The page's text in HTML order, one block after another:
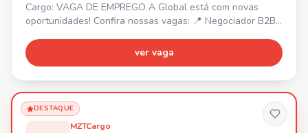
Cargo: VAGA DE EMPREGO A Global está com novas
oportunidades! Confira nossas vagas: 📍 Negociador B2B
Araquari/SC. 📍 Estagiário de Marketing – Joinville/SC. 📍
Back Office – Joinville/SC. 📍 Estagiário B2C – Joinville/SC
Joinville/SC. Venha fazer parte de uma empresa que inve
ver vaga
DESTAQUE
MZTCargo